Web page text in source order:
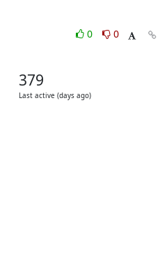
0
0
379
Last active (days ago)